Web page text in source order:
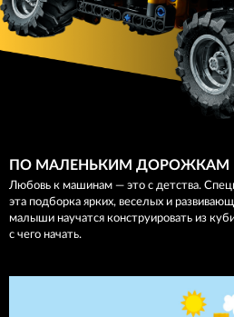
ПО МАЛЕНЬКИМ ДОРОЖКАМ
Любовь к машинам — это с детства.
эта подборка ярких, веселых и
малыши научатся конструировать из
с чего начать.